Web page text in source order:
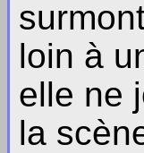
loin à
elle ne
la